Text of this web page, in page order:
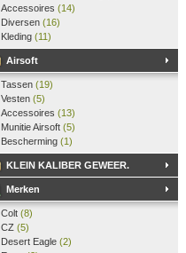
Accessoires (14)
Diversen (16)
Kleding (11)
Airsoft
Tassen (19)
Vesten (5)
Accessoires (13)
Munitie Airsoft (5)
Bescherming (1)
KLEIN KALIBER GEWEER.
Merken
Colt (8)
CZ (5)
Desert Eagle (2)